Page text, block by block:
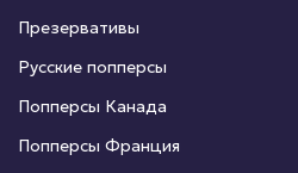
Презервативы
Русские попперсы
Попперсы Канада
Попперсы Франция